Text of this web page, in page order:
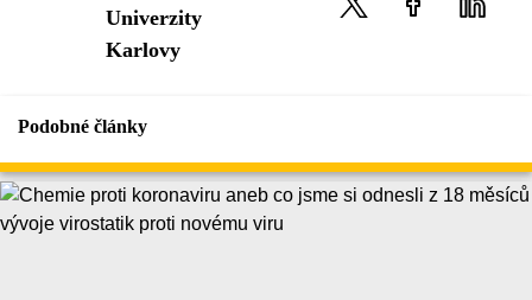
Univerzity
Karlovy
Podobné články